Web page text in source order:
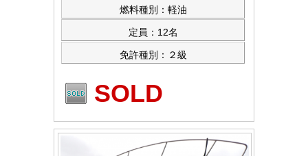
燃料種別：軽油
定員：12名
免許種別：２級
SOLD